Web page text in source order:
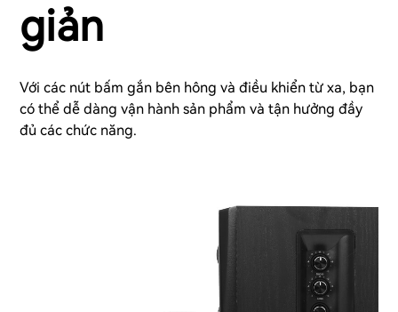
giản
Với các nút bấm gắn bên hông và điều khiển từ xa, bạn
có thể dễ dàng vận hành sản phẩm và tận hưởng đầy
đủ các chức năng.